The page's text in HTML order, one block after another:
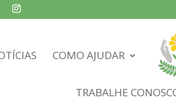
COMO AJUDAR
TRABALHE